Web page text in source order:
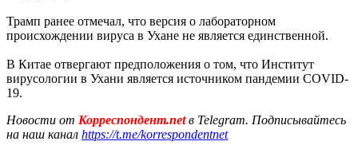
Трамп ранее отмечал, что версия о лабораторном
происхождении вируса в Ухане не является единственной.
В Китае отвергают предположения о том, что Институт
вирусологии в Ухани является источником пандемии COVID-
19.
Новости от Корреспондент.netв Telegram. Подписывайтесь
на наш канал https://t.me/korrespondentnet